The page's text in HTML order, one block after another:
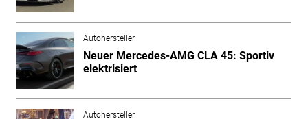
Autohersteller
Neuer Mercedes-AMG CLA 45: Sportiv
elektrisiert
Autohersteller